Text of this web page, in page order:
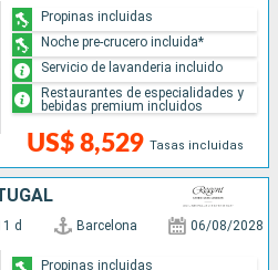
US$ 8,529 Tasas incluidas
Propinas incluidas
Noche pre-crucero incluida*
Servicio de lavanderia incluido
Restaurantes de especialidades y
bebidas premium incluidos
d Barcelona 06/08/2028
Propinas incluidas